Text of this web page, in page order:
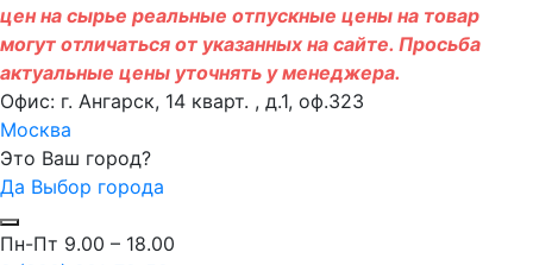
цен на сырье реальные отпускные цены на товар
могут отличаться от указанных на сайте. Просьба
актуальные цены уточнять у менеджера.
Офис: г. Ангарск, 14 кварт. , д.1, оф.323
Москва
Это Ваш город?
Да Выбор города
Пн-Пт 9.00 – 18.00